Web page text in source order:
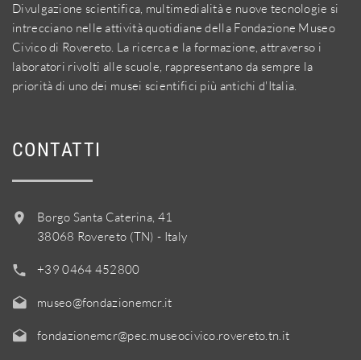
Divulgazione scientifica, multimedialità e nuove tecnologie si
intrecciano nelle attività quotidiane della Fondazione Museo
Civico di Rovereto. La ricerca e la formazione, attraverso i
laboratori rivolti alle scuole, rappresentano da sempre la
priorità di uno dei musei scientifici più antichi d'Italia.
CONTATTI
Borgo Santa Caterina, 41
38068 Rovereto (TN) - Italy
+39 0464 452800
museo@fondazionemcr.it
fondazionemcr@pec.museocivico.rovereto.tn.it